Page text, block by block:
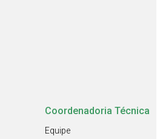
Coordenadoria Técnica
Equipe